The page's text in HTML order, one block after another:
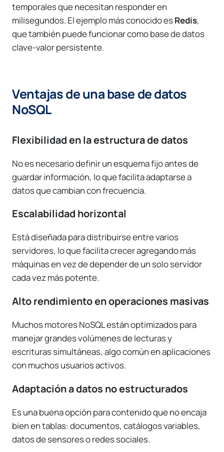
temporales que necesitan responder en
milisegundos. El ejemplo más conocido esRedis,
que también puede funcionar como base de datos
clave-valor persistente.
Ventajas de una base de datos
NoSQL
Flexibilidad en la estructura de datos
No es necesario definir un esquema fijo antes de
guardar información, lo que facilita adaptarse a
datos que cambian con frecuencia.
Escalabilidad horizontal
Está diseñada para distribuirse entre varios
servidores, lo que facilita crecer agregando más
máquinas en vez de depender de un solo servidor
cada vez más potente.
Alto rendimiento en operaciones masivas
Muchos motores NoSQL están optimizados para
manejar grandes volúmenes de lecturas y
escrituras simultáneas, algo común en aplicaciones
con muchos usuarios activos.
Adaptación a datos no estructurados
Es una buena opción para contenido que no encaja
bien en tablas: documentos, catálogos variables,
datos de sensores o redes sociales.